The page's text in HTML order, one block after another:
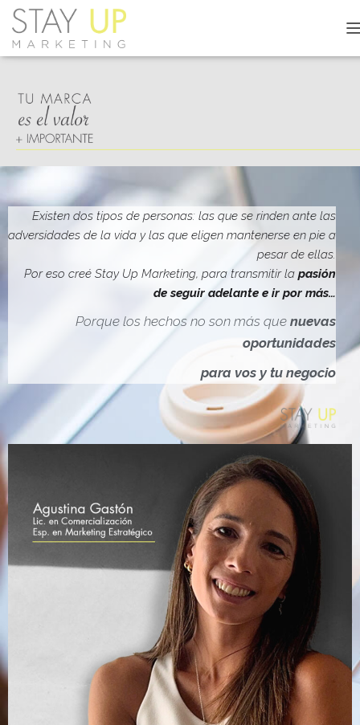
A
M
D
E
N
A
V
G
I
Ó
N
Existen dos tipos de personas: las que se rinden ante las
adversidades de la vida y las que eligen mantenerse en pie a
pesar de ellas.
Por eso creé Stay Up Marketing, para transmitir la pasión
de seguir adelante e ir por más…
Porque los hechos no son más que nuevas
oportunidades
para vos y tu negocio